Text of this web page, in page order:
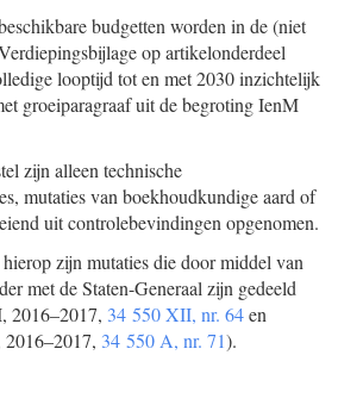
budgetten worden in de (niet
op artikelonderdeel
looptijd tot en met 2030 inzichtelijk
groeiparagraaf uit de begroting IenM
zijn alleen technische
mutaties van boekhoudkundige aard of
uit controlebevindingen opgenomen.
zijn mutaties die door middel van
met de Staten-Generaal zijn gedeeld
2016–2017, 34 550 XII, nr. 64en
34 550 A, nr. 71).